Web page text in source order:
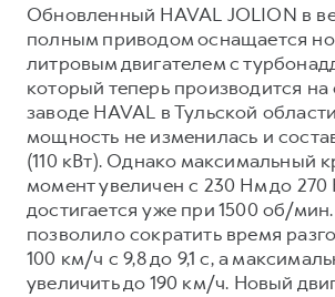
Обновленный HAVAL JOLION в
полным приводом оснащается
литровым двигателем с
который теперь производится
заводе HAVAL в Тульской
мощность не изменилась и
(110 кВт). Однако максимальный
момент увеличен с 230 Нм до 270
достигается уже при 1500 об/
позволило сократить время
100 км/ч с 9,8 до 9,1 с, а
увеличить до 190 км/ч. Новый